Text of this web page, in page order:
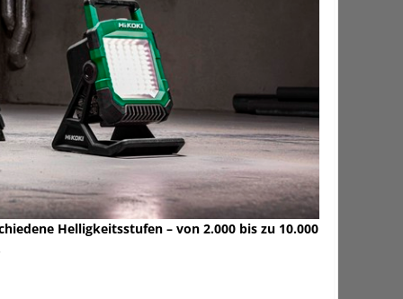
Helligkeitsstufen – von 2.000 bis zu 10.000